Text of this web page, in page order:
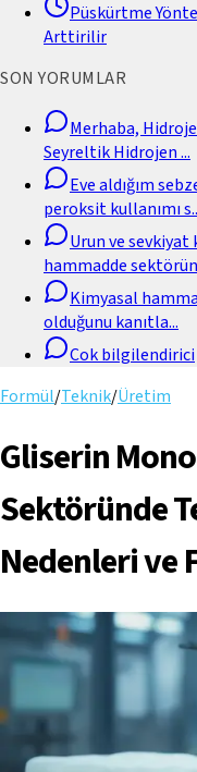
Püskürtme
Arttirilir
SON YORUMLAR
Merhaba,
Seyreltik Hidrojen...
Eve aldığım
peroksit kullanımı s
Urun ve
hammadde
Kimyasal
olduğunu kanıtla...
Cok bilgilendirici
Formül/Teknik/Üretim
Gliserin
Sektöründe
Nedenleri ve